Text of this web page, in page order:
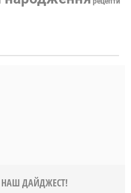
ДАЙДЖЕСТ!